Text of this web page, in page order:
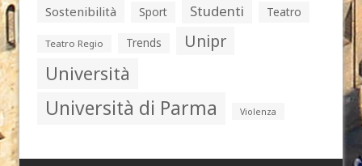
Sostenibilità Sport Studenti Teatro
Teatro Regio Trends Unipr
Università
Università di Parma Violenza